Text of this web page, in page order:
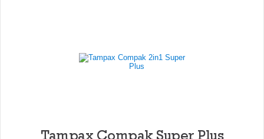
Tampax Compak Super Plus